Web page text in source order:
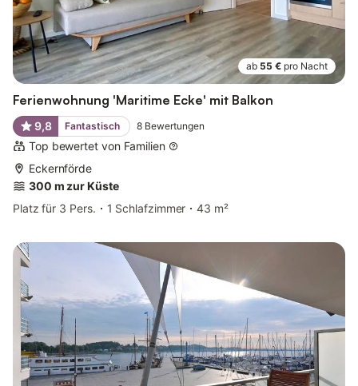
ab 55 € pro Nacht
Ferienwohnung 'Maritime Ecke' mit Balkon
9,8 Fantastisch 8 Bewertungen
Top bewertet von Familien
Eckernförde
300 m zur Küste
Platz für 3 Pers.
1 Schlafzimmer 43 m²